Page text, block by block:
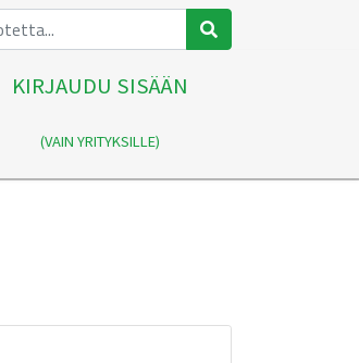
KIRJAUDU SISÄÄN
(VAIN YRITYKSILLE)